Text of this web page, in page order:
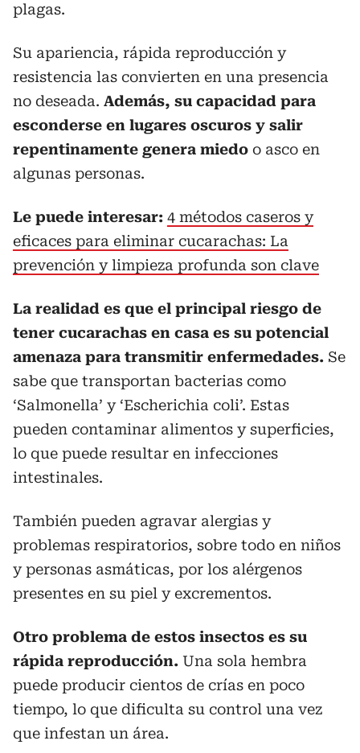
plagas.
Su apariencia, rápida reproducción y
resistencia las convierten en una presencia
no deseada. Además, su capacidad para
esconderse en lugares oscuros y salir
repentinamente genera miedo o asco en
algunas personas.
Le puede interesar: 4 métodos caseros y
eficaces para eliminar cucarachas: La
prevención y limpieza profunda son clave
La realidad es que el principal riesgo de
tener cucarachas en casa es su potencial
amenaza para transmitir enfermedades. Se
sabe que transportan bacterias como
‘Salmonella’ y ‘Escherichia coli’. Estas
pueden contaminar alimentos y superficies,
lo que puede resultar en infecciones
intestinales.
También pueden agravar alergias y
problemas respiratorios, sobre todo en niños
y personas asmáticas, por los alérgenos
presentes en su piel y excrementos.
Otro problema de estos insectos es su
rápida reproducción. Una sola hembra
puede producir cientos de crías en poco
tiempo, lo que dificulta su control una vez
que infestan un área.